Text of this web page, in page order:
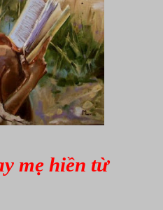
mẹ hiền từ